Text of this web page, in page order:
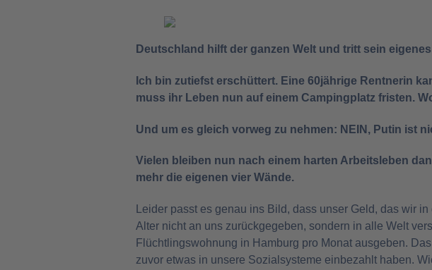
Deutschland hilft der ganzen Welt und tritt sein
Ich bin zutiefst erschüttert. Eine 60jährige Rentnerin
muss ihr Leben nun auf einem Campingplatz fristen.
Und um es gleich vorweg zu nehmen: NEIN, Putin ist
Vielen bleiben nun nach einem harten Arbeitsleben
mehr die eigenen vier Wände.
Leider passt es genau ins Bild, dass unser Geld, das wir
Alter nicht an uns zurückgegeben, sondern in alle Welt
Flüchtlingswohnung in Hamburg pro Monat ausgeben.
zuvor etwas in unsere Sozialsysteme einbezahlt haben.